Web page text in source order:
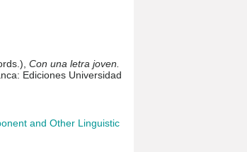
Con una letra joven.
Ediciones Universidad
and Other Linguistic